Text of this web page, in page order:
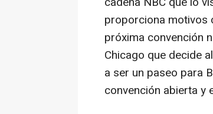
proporciona motivos
próxima convención
Chicago que decide
a ser un paseo para
convención abierta y